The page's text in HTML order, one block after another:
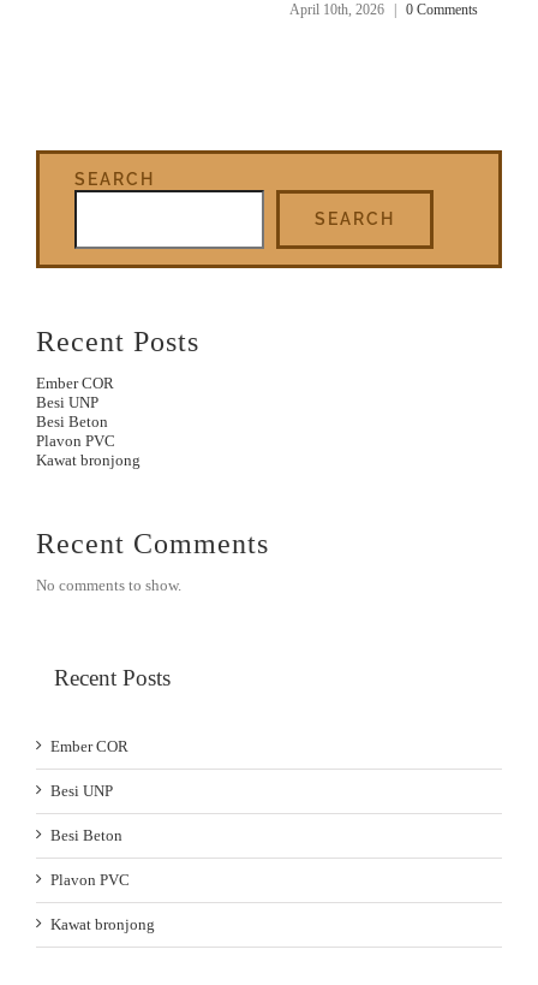
April 10th, 2026 | 0 Comments
SEARCH
SEARCH
Recent Posts
Ember COR
Besi UNP
Besi Beton
Plavon PVC
Kawat bronjong
Recent Comments
No comments to show.
Recent Posts
Ember COR
Besi UNP
Besi Beton
Plavon PVC
Kawat bronjong